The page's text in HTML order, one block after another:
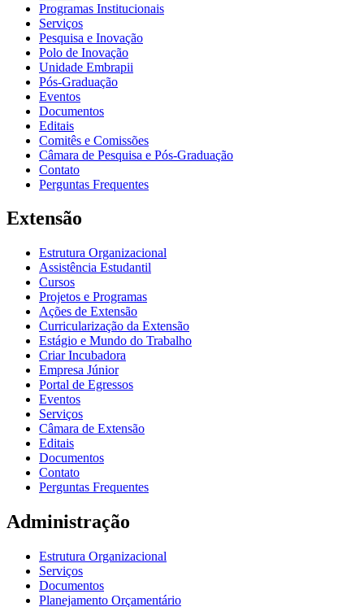
Programas Institucionais
Serviços
Pesquisa e Inovação
Polo de Inovação
Unidade Embrapii
Pós-Graduação
Eventos
Documentos
Editais
Comitês e Comissões
Câmara de Pesquisa e Pós-Graduação
Contato
Perguntas Frequentes
Extensão
Estrutura Organizacional
Assistência Estudantil
Cursos
Projetos e Programas
Ações de Extensão
Curricularização da Extensão
Estágio e Mundo do Trabalho
Criar Incubadora
Empresa Júnior
Portal de Egressos
Eventos
Serviços
Câmara de Extensão
Editais
Documentos
Contato
Perguntas Frequentes
Administração
Estrutura Organizacional
Serviços
Documentos
Planejamento Orçamentário